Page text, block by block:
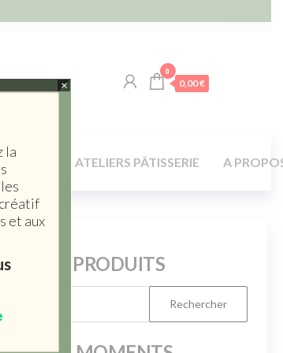
0
0,00 €
ATELIERS PÂTISSERIE A
PRODUITS
la
et aux
×